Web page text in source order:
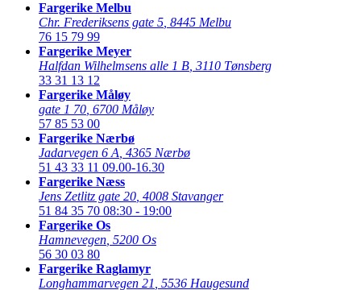
Fargerike Melbu
Chr. Frederiksens gate 5 8445 Melbu
76 15 79 99
Fargerike Meyer
Halfdan Wilhelmsens alle 1 B 3110 Tønsberg
33 31 13 12
Fargerike Måløy
gate 1 70 6700 Måløy
57 85 53 00
Fargerike Nærbø
Jadarvegen 6 A 4365 Nærbø
51 43 33 11 09.00-16.30
Fargerike Næss
Jens Zetlitz gate 20 4008 Stavanger
51 84 35 70 08:30 - 19:00
Fargerike Os
Hamnevegen 5200 Os
56 30 03 80
Fargerike Raglamyr
Longhammarvegen 21 5536 Haugesund